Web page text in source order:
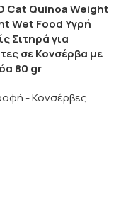
Cat Quinoa Weight
Wet Food Υγρή
Σιτηρά για
σε Κονσέρβα με
80 gr
- Κονσέρβες